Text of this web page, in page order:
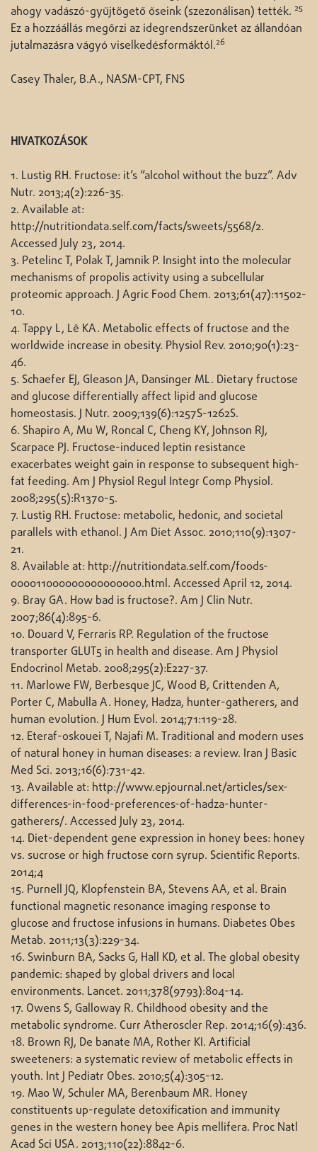
ahogy vadászó-gyűjtögető őseink (szezonálisan) tették. 25
Ez a hozzáállás megőrzi az idegrendszerünket az állandóan
jutalmazásra vágyó viselkedésformáktól.26
Casey Thaler, B.A., NASM-CPT, FNS
HIVATKOZÁSOK
1. Lustig RH. Fructose: it’s “alcohol without the buzz”. Adv
Nutr. 2013;4(2):226-35.
2. Available at:
http://nutritiondata.self.com/facts/sweets/5568/2.
Accessed July 23, 2014.
3. Petelinc T, Polak T, Jamnik P. Insight into the molecular
mechanisms of propolis activity using a subcellular
proteomic approach. J Agric Food Chem. 2013;61(47):11502-
10.
4. Tappy L, Lê KA. Metabolic effects of fructose and the
worldwide increase in obesity. Physiol Rev. 2010;90(1):23-
46.
5. Schaefer EJ, Gleason JA, Dansinger ML. Dietary fructose
and glucose differentially affect lipid and glucose
homeostasis. J Nutr. 2009;139(6):1257S-1262S.
6. Shapiro A, Mu W, Roncal C, Cheng KY, Johnson RJ,
Scarpace PJ. Fructose-induced leptin resistance
exacerbates weight gain in response to subsequent high-
fat feeding. Am J Physiol Regul Integr Comp Physiol.
2008;295(5):R1370-5.
7. Lustig RH. Fructose: metabolic, hedonic, and societal
parallels with ethanol. J Am Diet Assoc. 2010;110(9):1307-
21.
8. Available at: http://nutritiondata.self.com/foods-
000011000000000000000.html. Accessed April 12, 2014.
9. Bray GA. How bad is fructose?. Am J Clin Nutr.
2007;86(4):895-6.
10. Douard V, Ferraris RP. Regulation of the fructose
transporter GLUT5 in health and disease. Am J Physiol
Endocrinol Metab. 2008;295(2):E227-37.
11. Marlowe FW, Berbesque JC, Wood B, Crittenden A,
Porter C, Mabulla A. Honey, Hadza, hunter-gatherers, and
human evolution. J Hum Evol. 2014;71:119-28.
12. Eteraf-oskouei T, Najafi M. Traditional and modern uses
of natural honey in human diseases: a review. Iran J Basic
Med Sci. 2013;16(6):731-42.
13. Available at: http://www.epjournal.net/articles/sex-
differences-in-food-preferences-of-hadza-hunter-
gatherers/. Accessed July 23, 2014.
14. Diet-dependent gene expression in honey bees: honey
vs. sucrose or high fructose corn syrup. Scientific Reports.
2014;4
15. Purnell JQ, Klopfenstein BA, Stevens AA, et al. Brain
functional magnetic resonance imaging response to
glucose and fructose infusions in humans. Diabetes Obes
Metab. 2011;13(3):229-34.
16. Swinburn BA, Sacks G, Hall KD, et al. The global obesity
pandemic: shaped by global drivers and local
environments. Lancet. 2011;378(9793):804-14.
17. Owens S, Galloway R. Childhood obesity and the
metabolic syndrome. Curr Atheroscler Rep. 2014;16(9):436.
18. Brown RJ, De banate MA, Rother KI. Artificial
sweeteners: a systematic review of metabolic effects in
youth. Int J Pediatr Obes. 2010;5(4):305-12.
19. Mao W, Schuler MA, Berenbaum MR. Honey
constituents up-regulate detoxification and immunity
genes in the western honey bee Apis mellifera. Proc Natl
Acad Sci USA. 2013;110(22):8842-6.